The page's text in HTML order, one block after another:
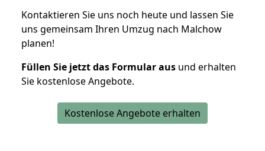
Kontaktieren Sie uns noch heute und lassen Sie
uns gemeinsam Ihren Umzug nach Malchow
planen!
Füllen Sie jetzt das Formular aus und erhalten
Sie kostenlose Angebote.
Kostenlose Angebote erhalten